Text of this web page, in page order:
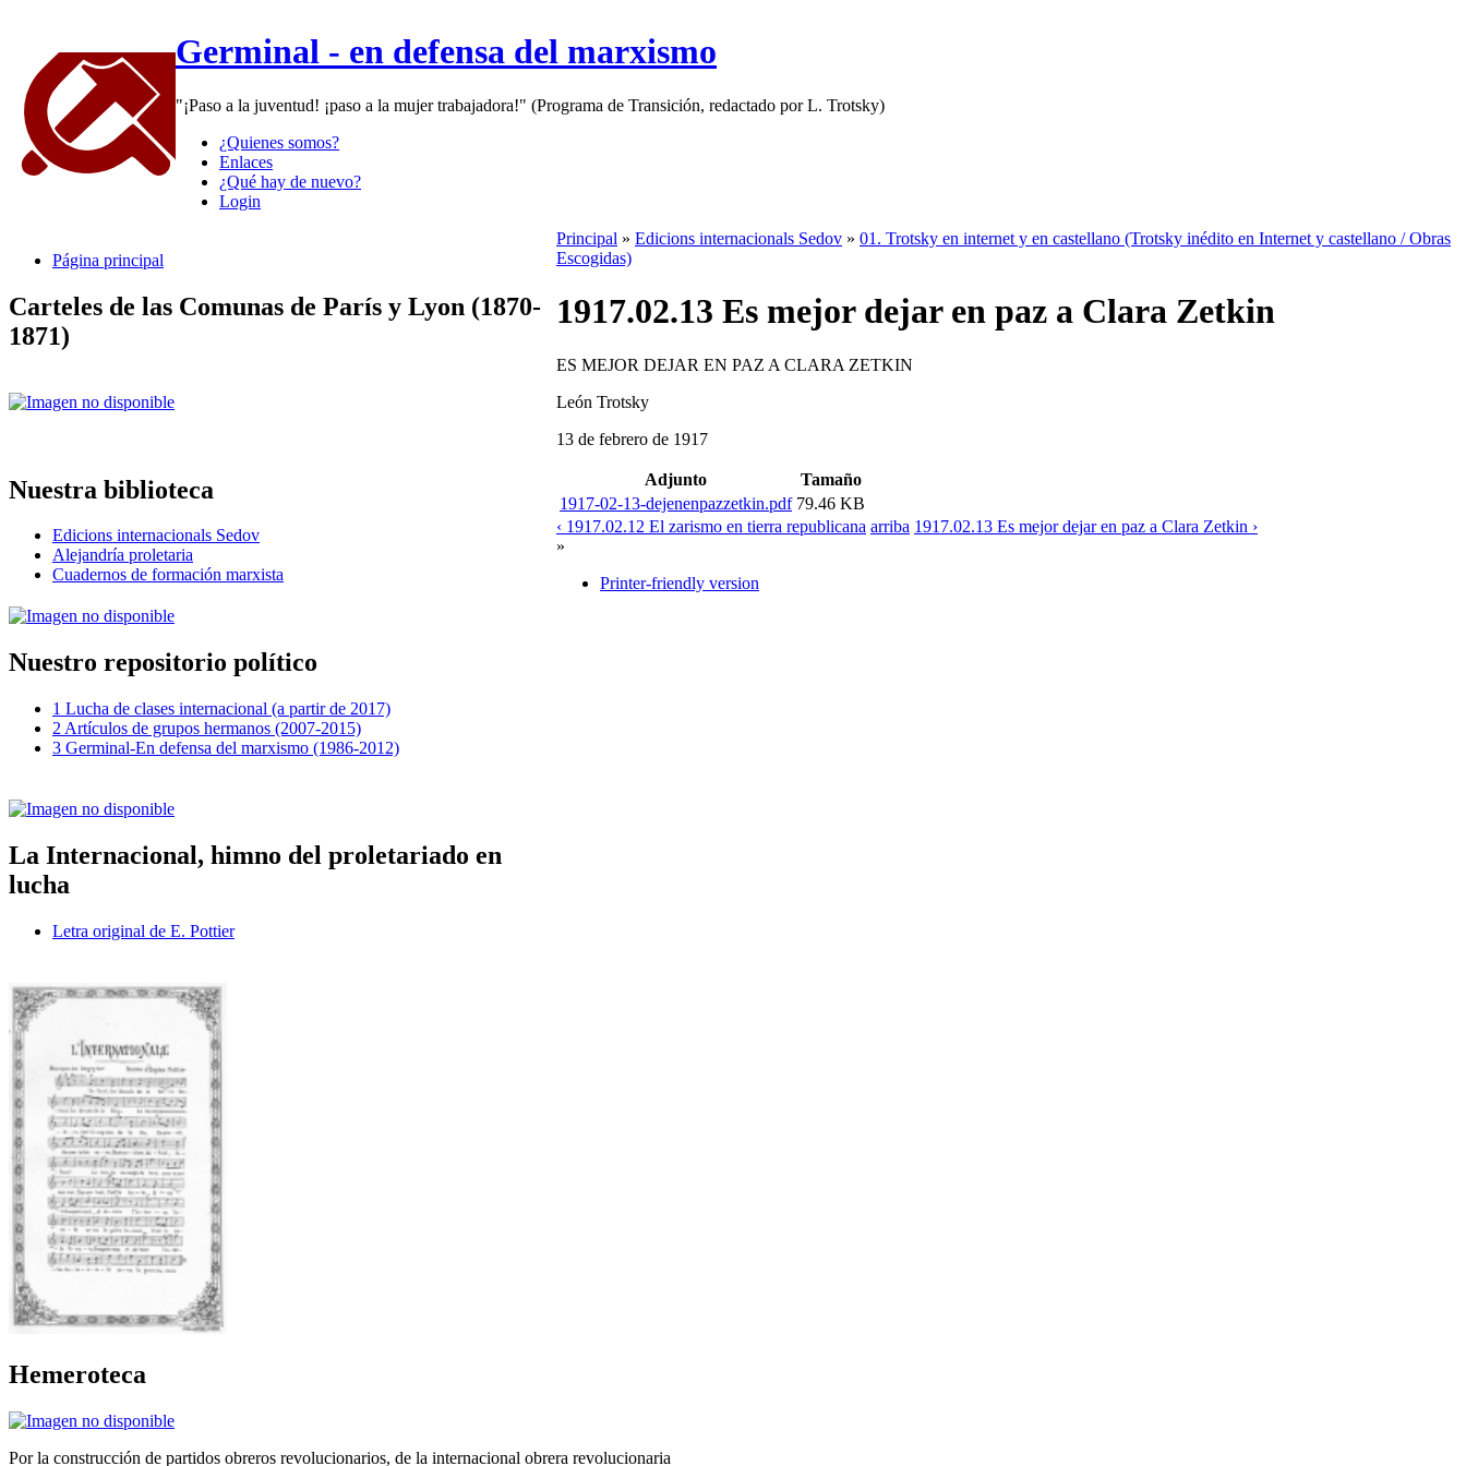
Germinal - en defensa del marxismo
"¡Paso a la juventud! ¡paso a la mujer trabajadora!" (Programa de Transición, redactado por L. Trotsky)
¿Quienes somos?
Enlaces
¿Qué hay de nuevo?
Login
Página principal
Carteles de las Comunas de París y Lyon (1870-
1871)
Nuestra biblioteca
Edicions internacionals Sedov
Alejandría proletaria
Cuadernos de formación marxista
Nuestro repositorio político
1 Lucha de clases internacional (a partir de 2017)
2 Artículos de grupos hermanos (2007-2015)
3 Germinal-En defensa del marxismo (1986-2012)
La Internacional, himno del proletariado en
lucha
Letra original de E. Pottier
Hemeroteca
Principal » Edicions internacionals Sedov » 01. Trotsky en internet y en castellano (Trotsky inédito en Internet y castellano / Obras
Escogidas)
1917.02.13 Es mejor dejar en paz a Clara Zetkin
ES MEJOR DEJAR EN PAZ A CLARA ZETKIN
León Trotsky
13 de febrero de 1917
Adjunto
Tamaño
1917-02-13-dejenenpazzetkin.pdf 79.46 KB
‹ 1917.02.12 El zarismo en tierra republicana arriba 1917.02.13 Es mejor dejar en paz a Clara Zetkin ›
»
Printer-friendly version
Por la construcción de partidos obreros revolucionarios, de la internacional obrera revolucionaria